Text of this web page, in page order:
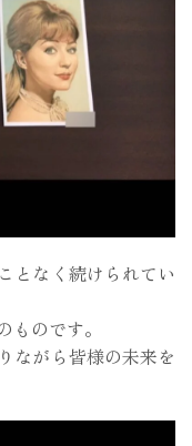
となく続けられてい
のです。
ながら皆様の未来を